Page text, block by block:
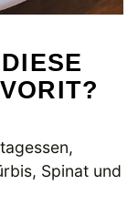
Spinat und